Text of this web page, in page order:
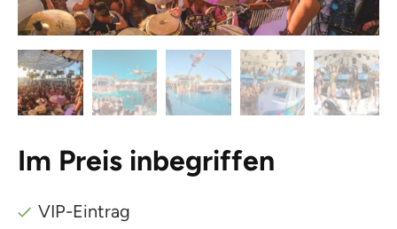
Im Preis inbegriffen
VIP-Eintrag